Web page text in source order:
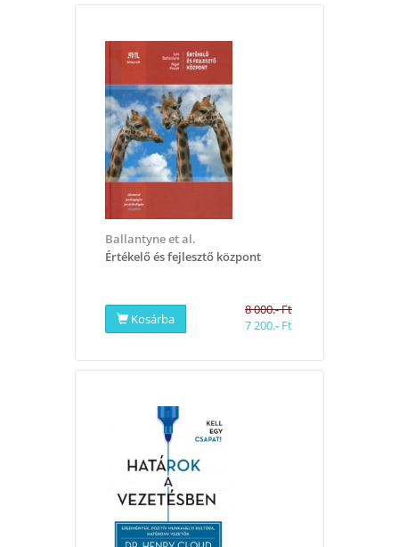
Ballantyne et al.
Értékelő és fejlesztő központ
Kosárba
8 000.- Ft
7 200.- Ft